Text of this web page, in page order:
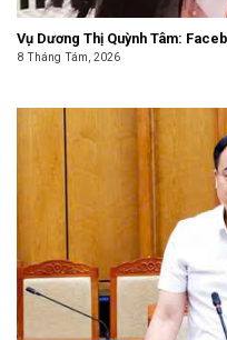
Vụ Dương Thị Quỳnh Tâm:
8 Tháng Tám, 2026